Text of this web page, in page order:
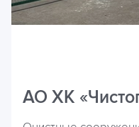
АО ХК